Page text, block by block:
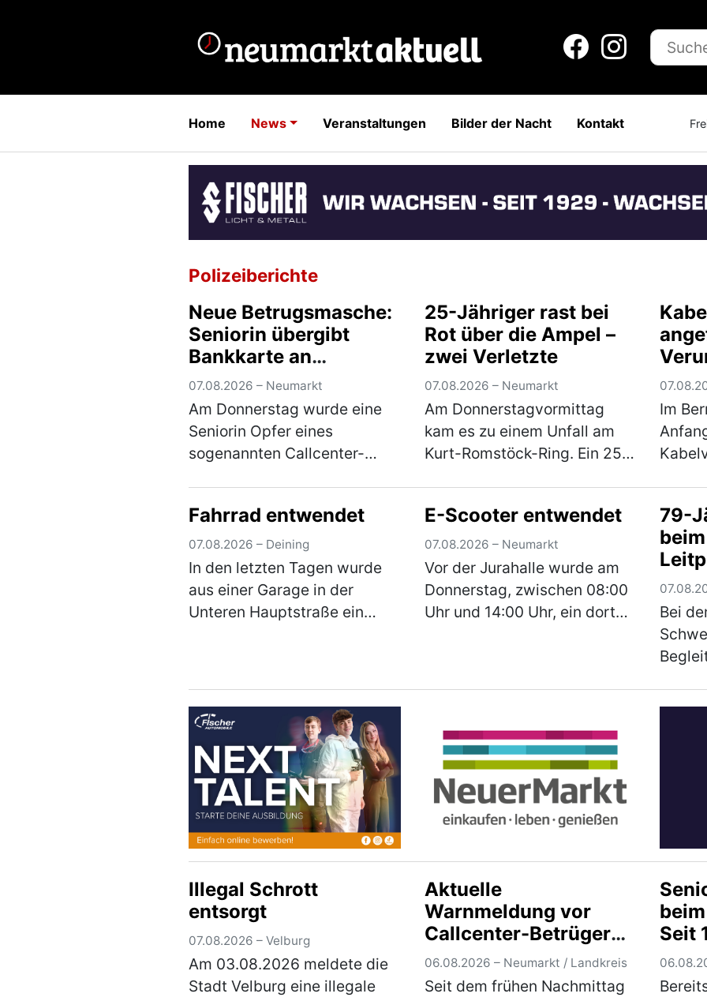
Home News Veranstaltungen Bilder der Nacht Kontakt
Polizeiberichte
Neue Betrugsmasche:
Seniorin übergibt
Bankkarte an
Unbekannten
07.08.2026 – Neumarkt
Am Donnerstag wurde eine
Seniorin Opfer eines
sogenannten Callcenter-
ihre Bankkarte samt PIN an
eine unbekannte Person.
Anschließend kam es zu
einer…(mehr)
25-Jähriger rast bei
Rot über die Ampel –
zwei Verletzte
07.08.2026 – Neumarkt
Am Donnerstagvormittag
kam es zu einem Unfall am
Kurt-Romstöck-Ring. Ein 25-
unterwegs, als er an der
Kreuzung mit der
Ringstraße/St-Florian-Straß…
(mehr)
Im
Der
der
den …
Fahrrad entwendet
07.08.2026 – Deining
In den letzten Tagen wurde
aus einer Garage in der
Unteren Hauptstraße ein
laufenden E… (mehr)
E-Scooter entwendet
07.08.2026 – Neumarkt
Vor der Jurahalle wurde am
Donnerstag, zwischen 08:00
Uhr und 14:00 Uhr, ein dort
79-
Bei
Der
Illegal Schrott
entsorgt
07.08.2026 – Velburg
Am 03.08.2026 meldete die
Stadt Velburg eine illegale
Aktuelle
Warnmeldung vor
Callcenter-Betrügern
im Bereich Neumarkt
i.d.OPf.
06.08.2026 – Neumarkt / Landkreis
Seit dem frühen Nachmittag
Seit